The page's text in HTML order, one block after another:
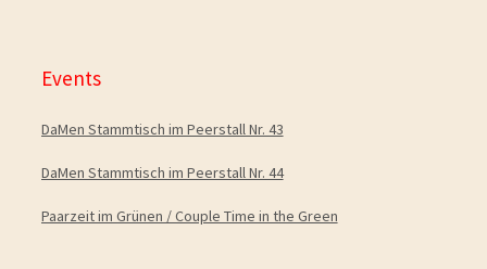
Events
DaMen Stammtisch im Peerstall Nr. 43
DaMen Stammtisch im Peerstall Nr. 44
Paarzeit im Grünen / Couple Time in the Green